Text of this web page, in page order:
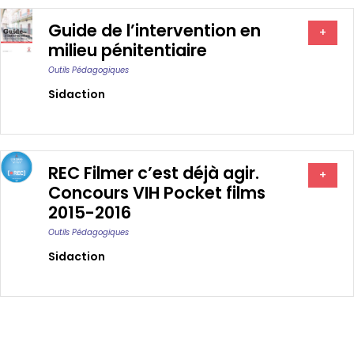
Guide de l’intervention en
milieu pénitentiaire
Outils Pédagogiques
Sidaction
+
REC Filmer c’est déjà agir.
Concours VIH Pocket films
2015-2016
Outils Pédagogiques
Sidaction
+